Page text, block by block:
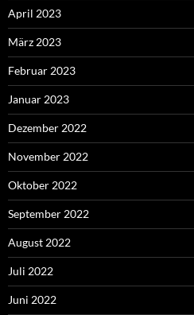
April 2023
März 2023
Februar 2023
Januar 2023
Dezember 2022
November 2022
Oktober 2022
September 2022
August 2022
Juli 2022
Juni 2022